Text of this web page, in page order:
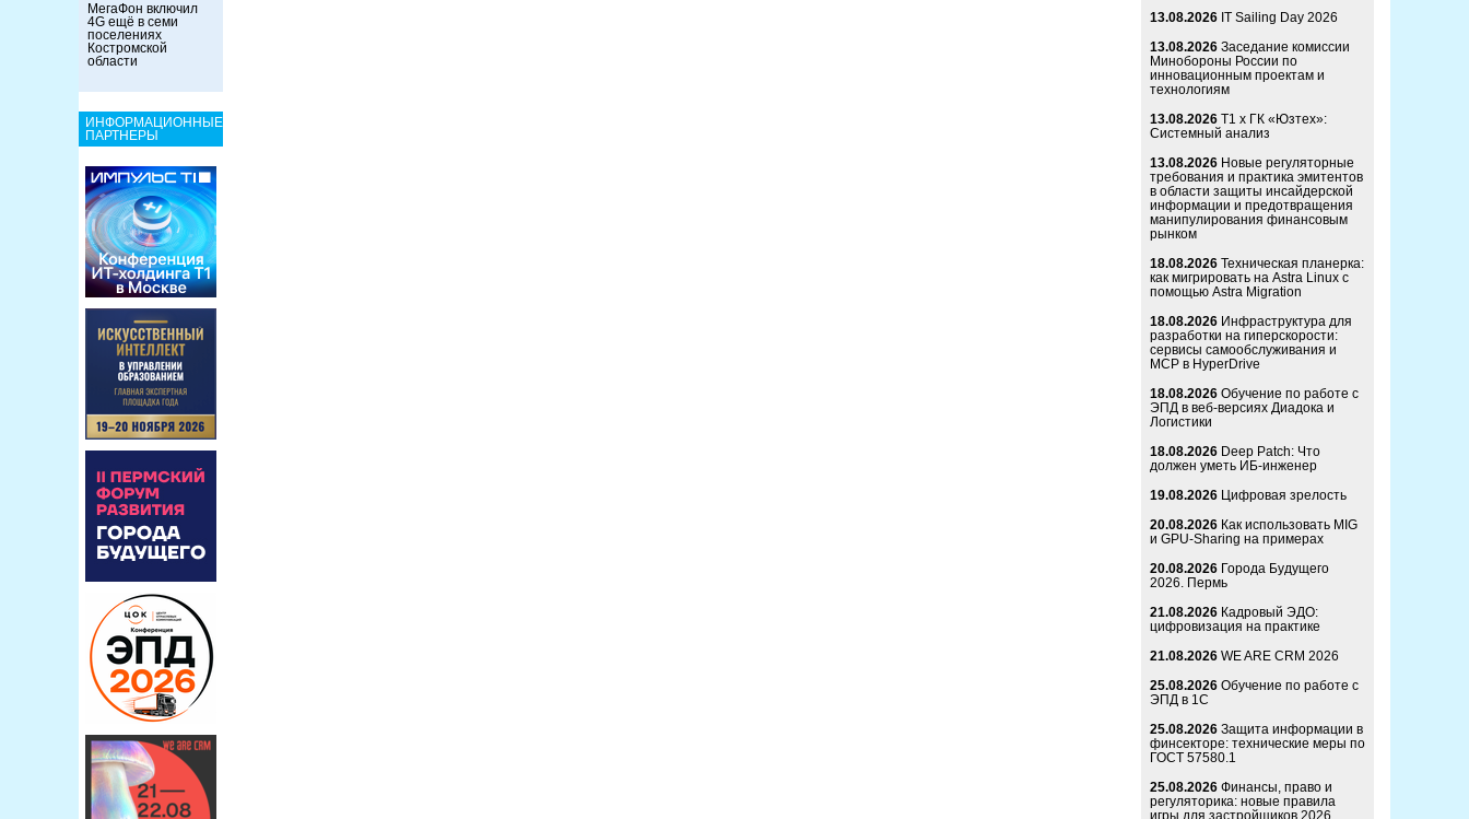
МегаФон включил
4G ещё в семи
поселениях
Костромской
области
ИНФОРМАЦИОННЫЕ
ПАРТНЕРЫ
13.08.2026 IT Sailing Day 2026
13.08.2026 Заседание комиссии
Минобороны России по
инновационным проектам и
технологиям
13.08.2026 Т1 x ГК «Юзтех»:
Системный анализ
13.08.2026 Новые регуляторные
требования и практика эмитентов
в области защиты инсайдерской
информации и предотвращения
манипулирования финансовым
рынком
18.08.2026 Техническая планерка:
как мигрировать на Astra Linux с
помощью Astra Migration
18.08.2026 Инфраструктура для
разработки на гиперскорости:
сервисы самообслуживания и
MCP в HyperDrive
18.08.2026 Обучение по работе с
ЭПД в веб-версиях Диадока и
Логистики
18.08.2026 Deep Patch: Что
должен уметь ИБ-инженер
19.08.2026 Цифровая зрелость
20.08.2026 Как использовать MIG
и GPU-Sharing на примерах
20.08.2026 Города Будущего
2026. Пермь
21.08.2026 Кадровый ЭДО:
цифровизация на практике
21.08.2026 WE ARE CRM 2026
25.08.2026 Обучение по работе с
ЭПД в 1С
25.08.2026 Защита информации в
финсекторе: технические меры по
ГОСТ 57580.1
25.08.2026 Финансы, право и
регуляторика: новые правила